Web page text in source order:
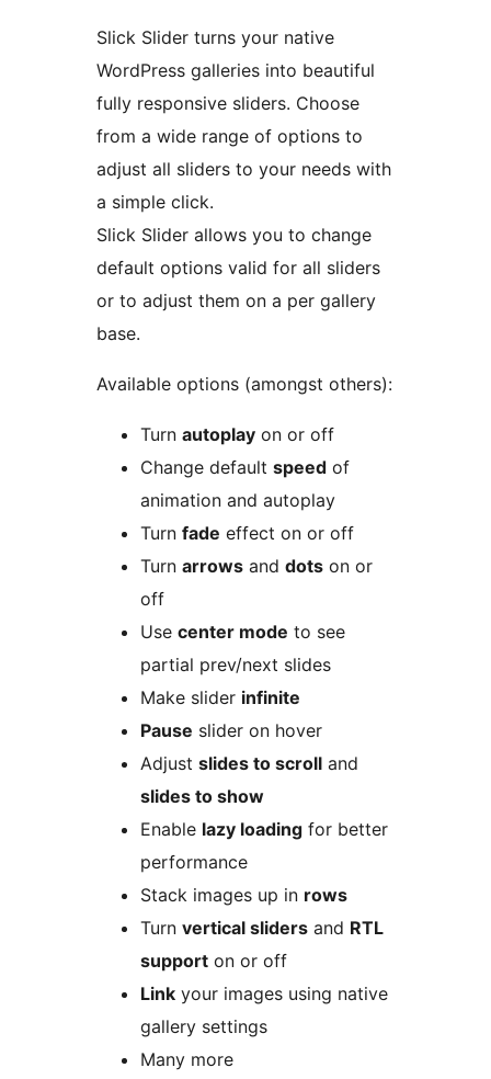
Slick Slider turns your native
WordPress galleries into beautiful
fully responsive sliders. Choose
from a wide range of options to
adjust all sliders to your needs with
a simple click.
Slick Slider allows you to change
default options valid for all sliders
or to adjust them on a per gallery
base.
Available options (amongst others):
Turn autoplay on or off
Change default speed of
animation and autoplay
Turn fade effect on or off
Turn arrows and dots on or
off
Use center mode to see
partial prev/next slides
Make slider infinite
Pause slider on hover
Adjust slides to scroll and
slides to show
Enable lazy loading for better
performance
Stack images up in rows
Turn vertical sliders and RTL
support on or off
Link your images using native
gallery settings
Many more